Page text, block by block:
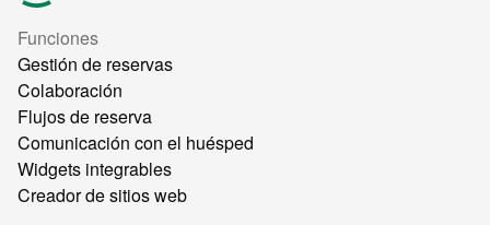
Funciones
Gestión de reservas
Colaboración
Flujos de reserva
Comunicación con el huésped
Widgets integrables
Creador de sitios web